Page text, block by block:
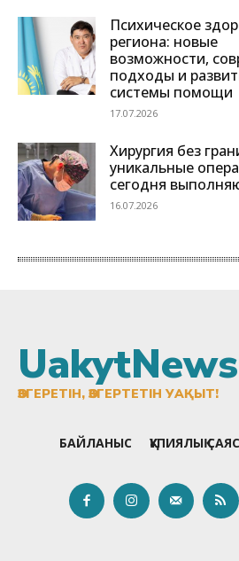
UakytNews
ӨЗГЕРЕТІН, ӨЗГЕРТЕТІН УАҚЫТ!
БАЙЛАНЫС ҚҰПИЯЛЫҚ